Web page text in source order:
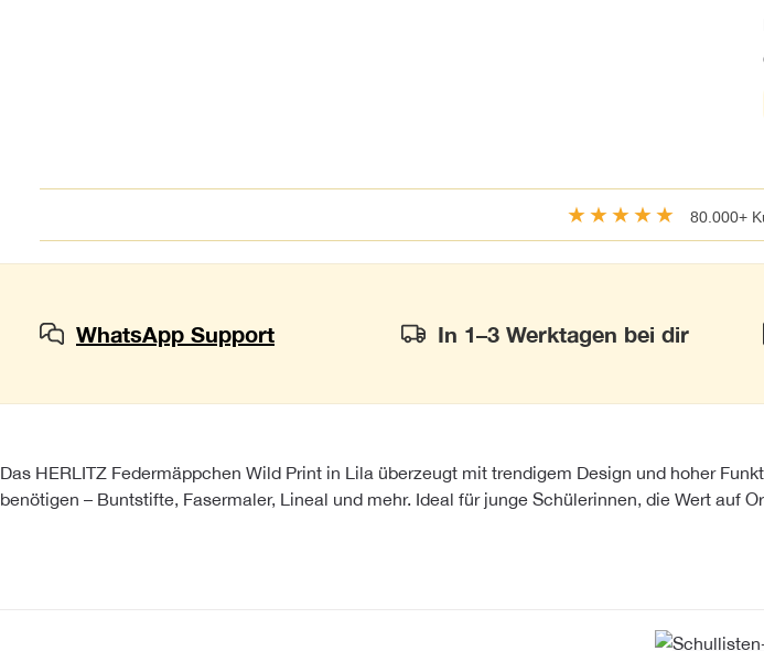
★★★★★ 80.000+
WhatsApp Support In 1–3 Werktagen bei dir
Das HERLITZ Federmäppchen Wild Print in Lila überzeugt mit trendigem Design und hoher
benötigen – Buntstifte, Fasermaler, Lineal und mehr. Ideal für junge Schülerinnen, die Wert auf